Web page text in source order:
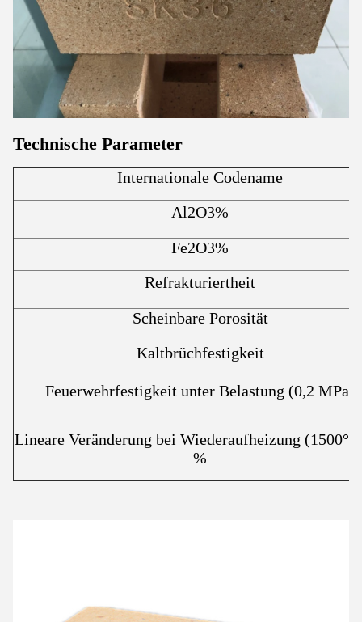
Technische Parameter
Internationale Codename
Al2O3%
Fe2O3%
Refrakturiertheit
Scheinbare Porosität
Kaltbrüchfestigkeit
Feuerwehrfestigkeit unter Belastung (0,2 MPa)
Lineare Veränderung bei Wiederaufheizung
%